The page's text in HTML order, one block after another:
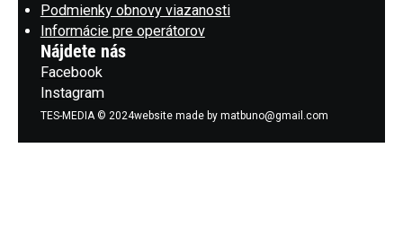
Podmienky obnovy viazanosti
Informácie pre operátorov
Nájdete nás
Facebook
Instagram
TES-MEDIA © 2024website made by matbuno@gmail.com